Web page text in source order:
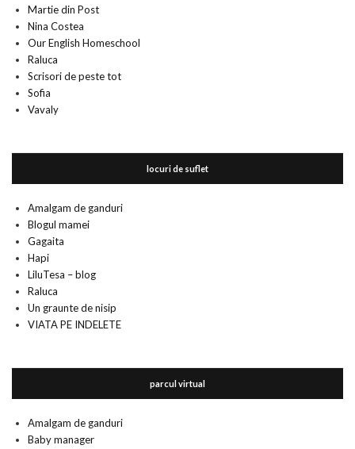
Martie din Post
Nina Costea
Our English Homeschool
Raluca
Scrisori de peste tot
Sofia
Vavaly
locuri de suflet
Amalgam de ganduri
Blogul mamei
Gagaita
Hapi
LiluTesa – blog
Raluca
Un graunte de nisip
VIATA PE INDELETE
parcul virtual
Amalgam de ganduri
Baby manager